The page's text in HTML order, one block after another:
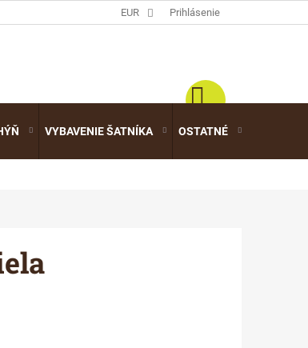
EUR Prihlásenie
VYBAVENIE ŠATNÍKA OSTATNÉ